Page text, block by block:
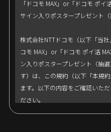
「ドコモ MAX」or「ドコモ ポ
サイン入りポスタープレゼント
株式会社NTTドコモ（以下「当
コモ MAX」or「ドコモ ポイ活
ン入りポスタープレゼント（抽
す）は、この規約（以下「本規
ます。以下の内容をご確認いた
ださい。